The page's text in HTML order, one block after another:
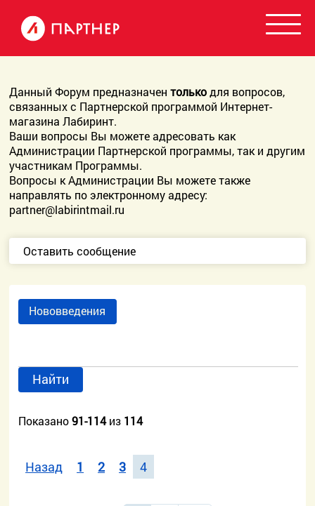
Данный Форум предназначентолькодля вопросов,
связанных с Партнерской программой Интернет-
магазина Лабиринт.
Ваши вопросы Вы можете адресовать как
Администрации Партнерской программы, так и другим
участникам Программы.
Вопросы к Администрации Вы можете также
направлять по электронному адресу:
partner@labirintmail.ru
Оставить сообщение
Нововведения
Найти
Показано91-114из 114
Назад 1 2 3 4